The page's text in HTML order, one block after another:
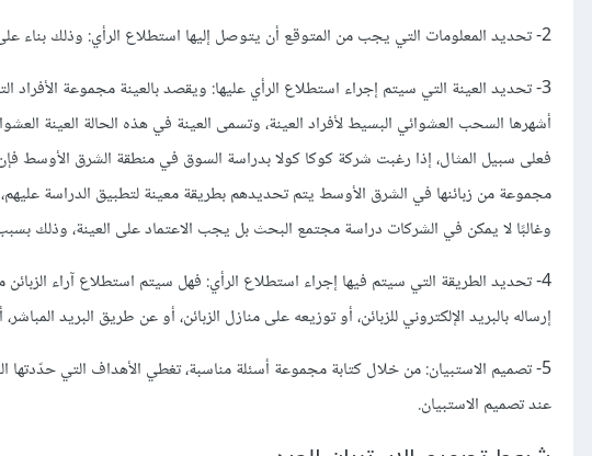
2- تحديد المعلومات التي يجب من المتوقع أن يتوصل إليها استطلاع الرأي: وذلك بناء على الأهداف التي تسعى لها الشركة من استطلاع الرأي .
3- تحديد العينة التي سيتم إجراء استطلاع الرأي عليها: ويقصد بالعينة مجموعة
أشهرها السحب العشوائي البسيط لأفراد العينة، وتسمى العينة في هذه الحالة العينة
فعلى سبيل المثال، إذا رغبت شركة كوكا كولا بدراسة السوق في منطقة الشرق الأوسط
مجموعة من زبائنها في الشرق الأوسط يتم تحديدهم بطريقة معينة لتطبيق الدراسة
وغالبًا لا يمكن في الشركات دراسة مجتمع البحث بل يجب الاعتماد على العينة، وذلك
4- تحديد الطريقة التي سيتم فيها إجراء استطلاع الرأي: فهل سيتم استطلاع آراء
إرساله بالبريد الإلكتروني للزبائن، أو توزيعه على منازل الزبائن، أو عن طريق البريد
5- تصميم الاستبيان: من خلال كتابة مجموعة أسئلة مناسبة، تغطي الأهداف التي
عند تصميم الاستبيان.